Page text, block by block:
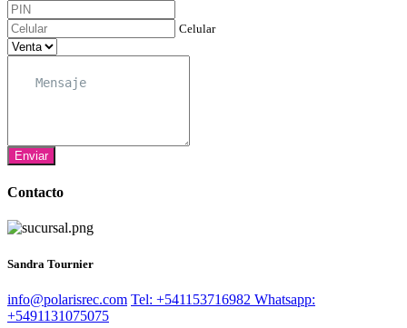
Celular
Enviar
Contacto
Sandra Tournier
info@polarisrec.com Tel: +541153716982 Whatsapp:
+5491131075075